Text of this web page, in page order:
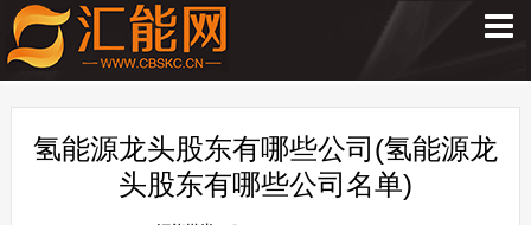
氢能源龙头股东有哪些公司(氢能源龙
头股东有哪些公司名单)